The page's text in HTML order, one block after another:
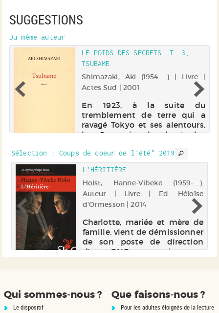
SUGGESTIONS
Du même auteur
LE POIDS DES SECRETS. T. 3,
TSUBAME
Shimazaki, Aki (1954-....) | Livre |
Actes Sud | 2001
En 1923, à la suite du
tremblement de terre qui a
ravagé Tokyo et ses alentours,
les Japonais cherchent des
prennent à la population
coréenne. La jeune Yonhi Kim,
dont le Japon est le pays
adoptif, est reb...
Sélection : Coups de coeur de l'été" 2019
L'HÉRITIÈRE
Holst, Hanne-Vibeke (1959-....).
Auteur | Livre | Ed. Héloïse
d'Ormesson | 2014
Charlotte, mariée et mère de
famille, vient de démissionner
de son poste de direction
d'une ONG pour suivre son
bouleverser le programme : le
Premier ministre soc...
Qui sommes-nous ?
Le dispositif
Que faisons-nous ?
Pour les adultes éloignés de la lecture